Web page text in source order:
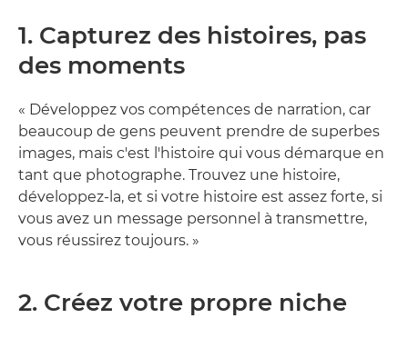
1. Capturez des histoires, pas
des moments
« Développez vos compétences de narration, car
beaucoup de gens peuvent prendre de superbes
images, mais c'est l'histoire qui vous démarque en
tant que photographe. Trouvez une histoire,
développez-la, et si votre histoire est assez forte, si
vous avez un message personnel à transmettre,
vous réussirez toujours. »
2. Créez votre propre niche